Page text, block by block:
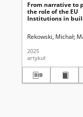
From narrative to
the role of the EU
Institutions in
Rekowski, Michał
2025
artykuł